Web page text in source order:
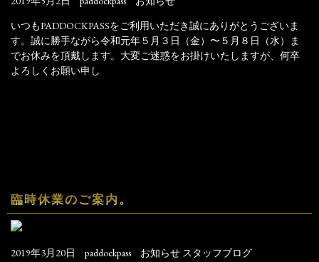
いつもPADDOCKPASSをご利用いただき誠にありがとうございま
す。誠に勝手ながら令和元年５月３日（金）〜５月８日（水）ま
でお休みを頂戴します。大変ご迷惑をお掛けいたしますが、何卒
よろしくお願い申し
臨時休業のご案内。
2019年3月20日 paddockpass お知らせ スタッフブログ